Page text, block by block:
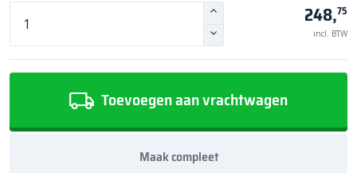
248,75
incl. BTW
Toevoegen aan vrachtwagen
Maak compleet